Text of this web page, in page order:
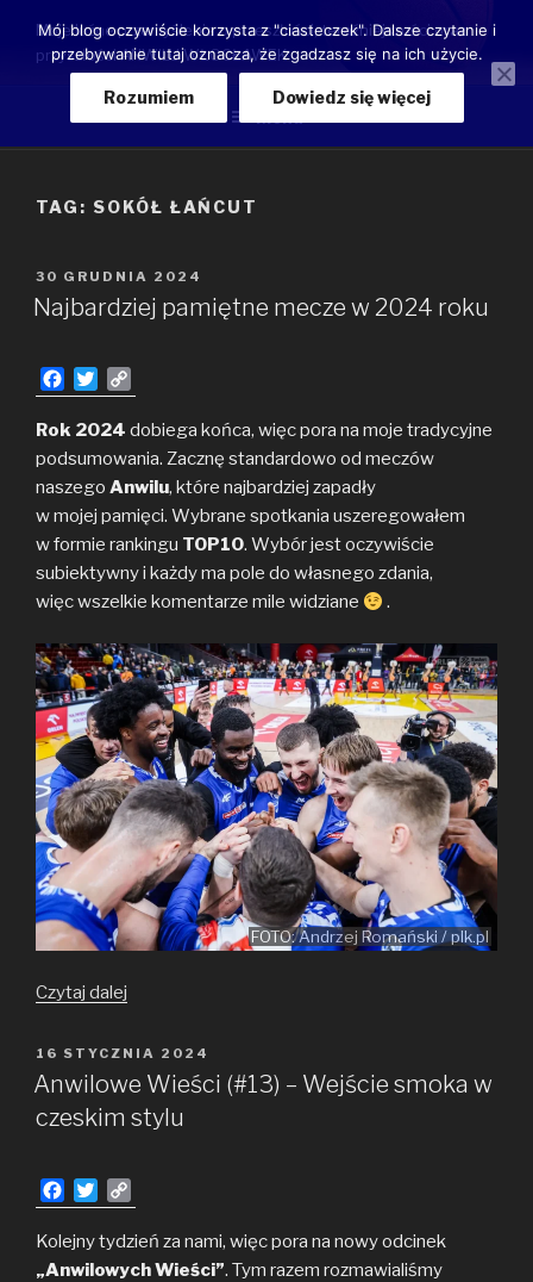
treści
Moje luźne przemyślenia o przeszłości, teraźniejszości oraz
przyszłości ANWILU WŁOCŁAWEK
TAG: SOKÓŁ ŁAŃCUT
OPUBLIKOWANE
W
30 GRUDNIA 2024
Najbardziej pamiętne mecze w 2024 roku
a
c
e
o
o
k
w
i
t
e
r
o
p
y
i
n
k
Rok 2024 dobiega końca, więc pora na moje tradycyjne
podsumowania. Zacznę standardowo od meczów
naszego Anwilu, które najbardziej zapadły
w mojej pamięci. Wybrane spotkania uszeregowałem
w formie rankingu TOP10. Wybór jest oczywiście
subiektywny i każdy ma pole do własnego zdania,
więc wszelkie komentarze mile widziane
.
FOTO: Andrzej Romański / plk.pl
Czytaj dalej
mecze
w 2024
roku
OPUBLIKOWANE
W
16 STYCZNIA 2024
Anwilowe Wieści (#13) – Wejście smoka w
czeskim stylu
a
c
w
i
o
p
Kolejny tydzień za nami, więc pora na nowy odcinek
„Anwilowych Wieści”. Tym razem rozmawialiśmy
Mój blog oczywiście korzysta z "ciasteczek". Dalsze czytanie i
przebywanie tutaj oznacza, że zgadzasz się na ich użycie.
Rozumiem Dowiedz się więcej